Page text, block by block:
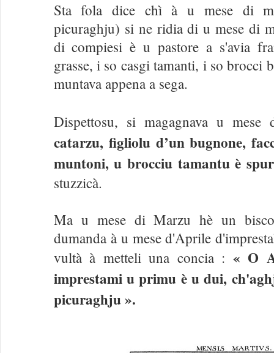
Sta fola dice chì à u mese di
picuraghju) si ne ridia di u mese di
di compiesi è u pastore a s'avia
grasse, i so casgi tamanti, i so brocci
muntava appena a sega.
Dispettosu, si magagnava u
catarzu, figliolu d’un bugnone,
muntoni, u brocciu tamantu è
stuzzicà.
Ma u mese di Marzu hè un
dumanda à u mese d'Aprile
vultà à metteli una concia : « O
imprestami u primu è u dui,
picuraghju ».